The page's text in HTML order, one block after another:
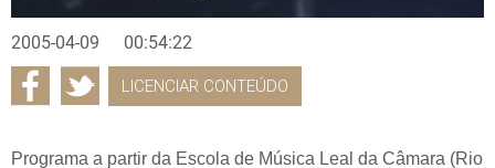
2005-04-09 00:54:22
LICENCIAR CONTEÚDO
Programa a partir da Escola de Música Leal da Câmara (Rio